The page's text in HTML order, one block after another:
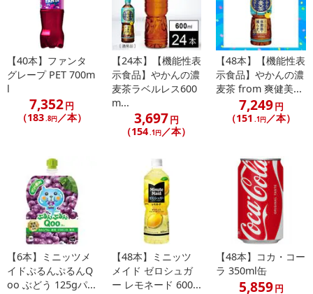
【40本】ファンタ
グレープ PET 700m
l
7,352円
（183.8円／本）
【24本】【機能性表
示食品】やかんの濃
麦茶ラベルレス600
m...
3,697円
（154.1円／本）
【48本】【機能性表
示食品】やかんの濃
麦茶 from 爽健美...
7,249円
（151 .1円／本）
【6本】ミニッツメ
イドぷるんぷるんQ
oo ぶどう 125gパ...
【48本】ミニッツ
メイド ゼロシュガ
ー レモネード 600...
【48本】コカ・コー
ラ 350ml缶
5,859円